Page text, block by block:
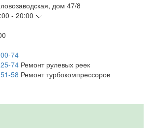
дом 47/8
- 20:00
74
74 Ремонт рулевых реек
58 Ремонт турбокомпрессоров